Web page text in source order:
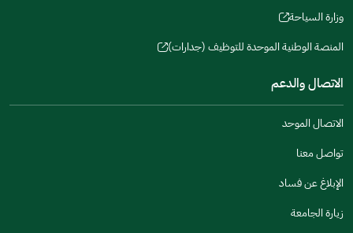
window)
new
window)
new
وزارة السياحة
(opens
new
window)
المنصة الوطنية الموحدة للتوظيف (جدارات)
window)
الاتصال والدعم
الاتصال الموحد
تواصل معنا
الإبلاغ عن فساد
زيارة الجامعة